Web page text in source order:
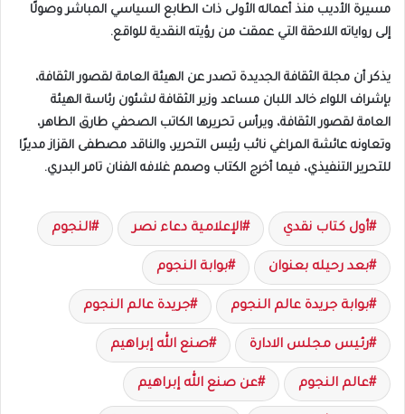
مسيرة الأديب منذ أعماله الأولى ذات الطابع السياسي المباشر وصولًا
إلى رواياته اللاحقة التي عمقت من رؤيته النقدية للواقع.
يذكر أن مجلة الثقافة الجديدة تصدر عن الهيئة العامة لقصور الثقافة،
بإشراف اللواء خالد اللبان مساعد وزير الثقافة لشئون رئاسة الهيئة
العامة لقصور الثقافة، ويرأس تحريرها الكاتب الصحفي طارق الطاهر،
وتعاونه عائشة المراغي نائب رئيس التحرير، والناقد مصطفى القزاز مديرًا
للتحرير التنفيذي، فيما أخرج الكتاب وصمم غلافه الفنان تامر البدري.
أول كتاب نقدي الإعلامية دعاء نصر النجوم
بعد رحيله بعنوان بوابة النجوم
بوابة جريدة عالم النجوم جريدة عالم النجوم
رئيس مجلس الادارة صنع الله إبراهيم
عالم النجوم عن صنع الله إبراهيم